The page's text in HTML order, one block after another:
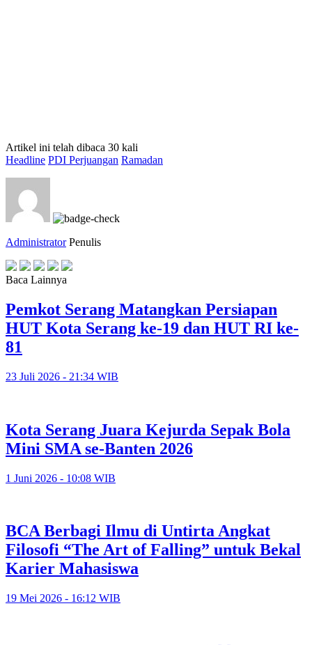
Artikel ini telah dibaca 30 kali
Headline PDI Perjuangan Ramadan
Administrator Penulis
Baca Lainnya
Pemkot Serang Matangkan Persiapan
HUT Kota Serang ke-19 dan HUT RI ke-
81
23 Juli 2026 - 21:34 WIB
Kota Serang Juara Kejurda Sepak Bola
Mini SMA se-Banten 2026
1 Juni 2026 - 10:08 WIB
BCA Berbagi Ilmu di Untirta Angkat
Filosofi “The Art of Falling” untuk Bekal
Karier Mahasiswa
19 Mei 2026 - 16:12 WIB